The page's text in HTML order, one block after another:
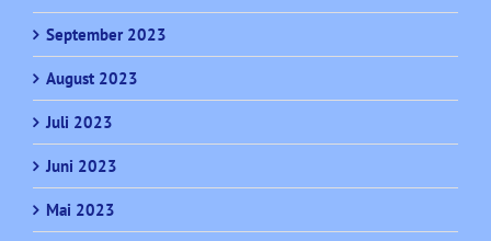
September 2023
August 2023
Juli 2023
Juni 2023
Mai 2023